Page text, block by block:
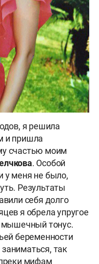
я решила
и пришла
счастью моим
. Особой
у меня не было,
Результаты
себя долго
я обрела упругое
мышечный тонус.
беременности
так
мифам